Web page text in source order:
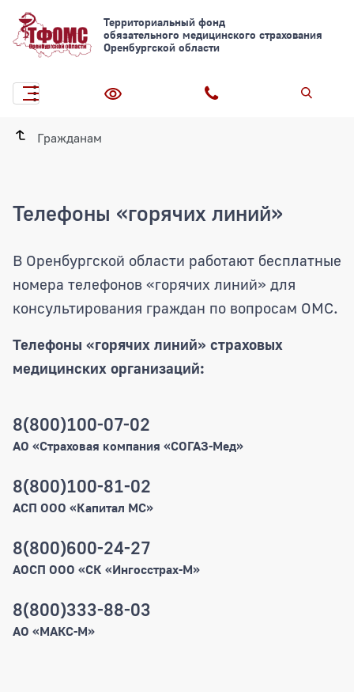
Территориальный фонд
обязательного медицинского страхования
Оренбургской области
Гражданам
Телефоны «горячих линий»
В Оренбургской области работают бесплатные
номера телефонов «горячих линий» для
консультирования граждан по вопросам ОМС.
Телефоны «горячих линий» страховых
медицинских организаций:
Телефоны СМО
8(800)100-07-02
АО «Страховая компания «СОГАЗ-Мед»
8(800)100-81-02
АСП ООО «Капитал МС»
8(800)600-24-27
АОСП ООО «СК «Ингосстрах-М»
8(800)333-88-03
АО «МАКС-М»